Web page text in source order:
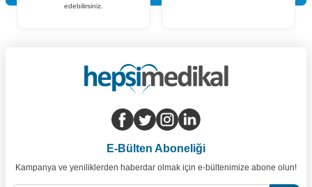
edebilirsiniz.
E-Bülten Aboneliği
Kampanya ve yeniliklerden haberdar olmak için e-bültenimize abone olun!